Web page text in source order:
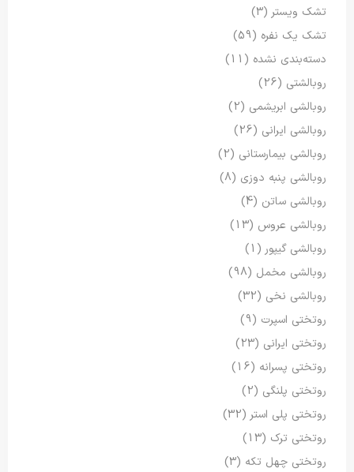
تشک ویستر(3)
تشک یک نفره (59)
دسته‌بندی نشده (11)
روبالشتی (26)
روبالشی ابریشمی (2)
روبالشی ایرانی (26)
روبالشی بیمارستانی (2)
روبالشی پنبه دوزی (8)
روبالشی ساتن (4)
روبالشی عروس (13)
روبالشی گیپور(1)
روبالشی مخمل (98)
روبالشی نخی (32)
روتختی اسپرت (9)
روتختی ایرانی (23)
روتختی پسرانه (16)
روتختی پلنگی (2)
روتختی پلی استر(32)
روتختی ترک (13)
روتختی چهل تکه (3)